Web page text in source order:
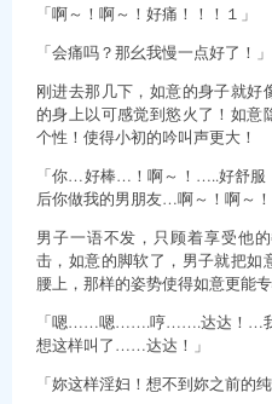
「啊～！啊～！好痛！！！１」
「会痛吗？那幺我慢一点好了！」
刚进去那几下，如意的身子就
的身上以可感觉到慾火了！如意
个性！使得小初的吟叫声更大！
「你…好棒…！啊～！…..好舒服
后你做我的男朋友…啊～！啊～！
男子一语不发，只顾着享受他
击，如意的脚软了，男子就把如
腰上，那样的姿势使得如意更能
「嗯……嗯…….哼…….达达！…我
想这样叫了……达达！」
「妳这样淫妇！想不到妳之前的